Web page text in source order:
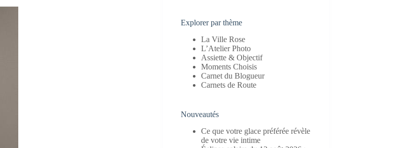
Explorer par thème
La Ville Rose
L’Atelier Photo
Assiette & Objectif
Moments Choisis
Carnet du Blogueur
Carnets de Route
Nouveautés
Ce que votre glace préférée révèle
de votre vie intime